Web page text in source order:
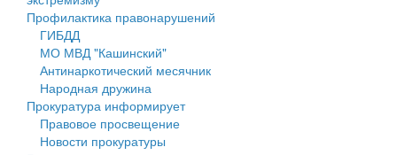
Нормативы градостроительного проектирования
Правила землепользования и застройки
Генеральные планы
Проекты планировки территории
Профилактика правонарушений
ГИБДД
МО МВД "Кашинский"
Антинаркотический месячник
Народная дружина
Прокуратура информирует
Правовое просвещение
Новости прокуратуры